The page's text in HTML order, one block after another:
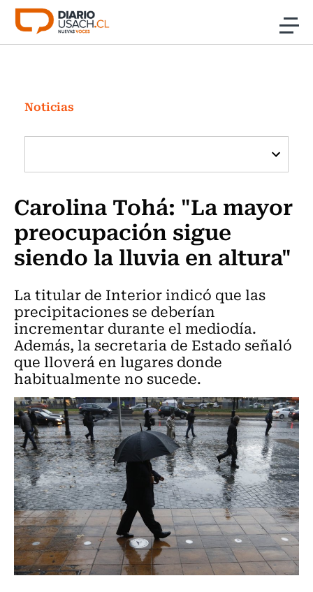
Click acá para ir directamente al contenido
Investigación
Cultura
Programas Radio y TV Usach
Noticias
Carolina Tohá: "La mayor
preocupación sigue
siendo la lluvia en altura"
La titular de Interior indicó que las
precipitaciones se deberían
incrementar durante el mediodía.
Además, la secretaria de Estado señaló
que lloverá en lugares donde
habitualmente no sucede.